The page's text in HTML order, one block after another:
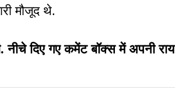
मौजूद थे.
दिए गए कमेंट बॉक्स में अपनी राय